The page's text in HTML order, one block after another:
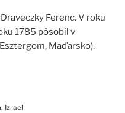
Ferenc. V roku
1785 pôsobil v
Maďarsko).
Izrael